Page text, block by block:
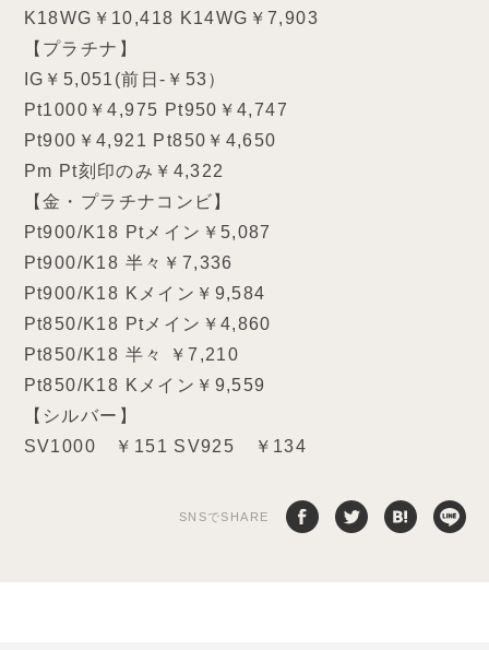
K18WG￥10,418 K14WG￥7,903
【プラチナ】
IG￥5,051(前日-￥53）
Pt1000￥4,975 Pt950￥4,747
Pt900￥4,921 Pt850￥4,650
Pm Pt刻印のみ￥4,322
【金・プラチナコンビ】
Pt900/K18 Ptメイン￥5,087
Pt900/K18 半々￥7,336
Pt900/K18 Kメイン￥9,584
Pt850/K18 Ptメイン￥4,860
Pt850/K18 半々 ￥7,210
Pt850/K18 Kメイン￥9,559
【シルバー】
SV1000 ￥151 SV925 ￥134
SNSでSHARE